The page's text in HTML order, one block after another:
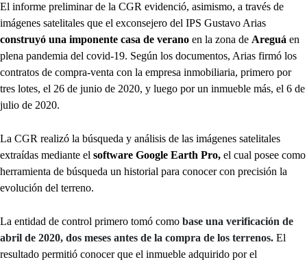
El informe preliminar de la CGR evidenció, asimismo, a través de
imágenes satelitales que el exconsejero del IPS Gustavo Arias
construyó una imponente casa de verano en la zona de Areguá en
plena pandemia del covid-19. Según los documentos, Arias firmó los
contratos de compra-venta con la empresa inmobiliaria, primero por
tres lotes, el 26 de junio de 2020, y luego por un inmueble más, el 6 de
julio de 2020.
La CGR realizó la búsqueda y análisis de las imágenes satelitales
extraídas mediante el software Google Earth Pro, el cual posee como
herramienta de búsqueda un historial para conocer con precisión la
evolución del terreno.
La entidad de control primero tomó como base una verificación de
abril de 2020, dos meses antes de la compra de los terrenos. El
resultado permitió conocer que el inmueble adquirido por el